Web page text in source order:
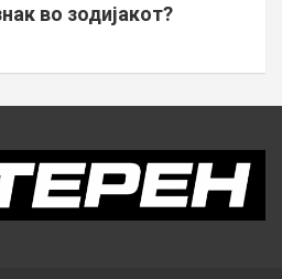
во зодијакот?